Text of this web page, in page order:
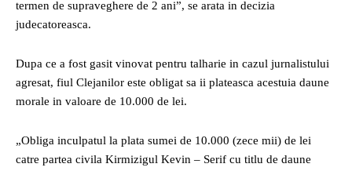
termen de supraveghere de 2 ani”, se arata in decizia
judecatoreasca.
Dupa ce a fost gasit vinovat pentru talharie in cazul jurnalistului
agresat, fiul Clejanilor este obligat sa ii plateasca acestuia daune
morale in valoare de 10.000 de lei.
„Obliga inculpatul la plata sumei de 10.000 (zece mii) de lei
catre partea civila Kirmizigul Kevin – Serif cu titlu de daune